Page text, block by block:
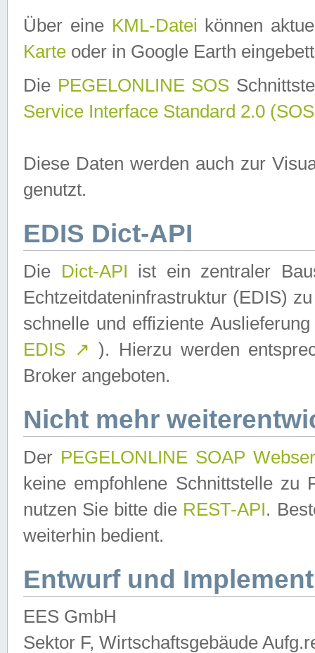
Über eine KML-Datei können
Karte oder in Google Earth
Die PEGELONLINE SOS
Service Interface Standard 2.0
Diese Daten werden auch zur
genutzt.
EDIS Dict-API
Die Dict-API ist ein zentraler
Echtzeitdateninfrastruktur (EDIS)
schnelle und effiziente
EDIS ↗ ). Hierzu werden
Broker angeboten.
Nicht mehr
Der PEGELONLINE SOAP
keine empfohlene Schnittstelle zu
nutzen Sie bitte die REST-API.
weiterhin bedient.
Entwurf und
EES GmbH
Sektor F, Wirtschaftsgebäude